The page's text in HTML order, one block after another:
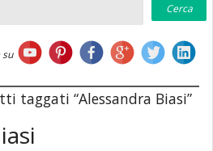
taggati “Alessandra Biasi”